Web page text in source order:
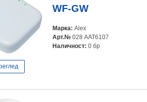
WF-GW
Марка: Alex
Арт.№ 028 AAT6107
Наличност: 0 бр